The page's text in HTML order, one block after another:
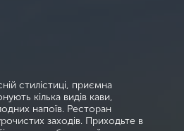
стилістиці, приємна
кілька видів кави,
напоїв. Ресторан
заходів. Приходьте в